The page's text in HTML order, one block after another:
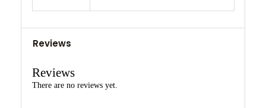
Reviews
Reviews
There are no reviews yet.